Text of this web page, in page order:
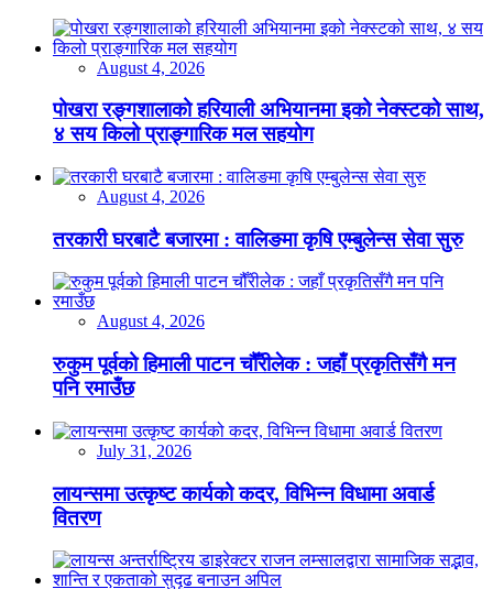
August 4, 2026
पोखरा रङ्गशालाको हरियाली अभियानमा इको नेक्स्टको साथ,
४ सय किलो प्राङ्गारिक मल सहयोग
August 4, 2026
तरकारी घरबाटै बजारमा : वालिङमा कृषि एम्बुलेन्स सेवा सुरु
August 4, 2026
रुकुम पूर्वको हिमाली पाटन चौँरीलेक : जहाँ प्रकृतिसँगै मन
पनि रमाउँछ
July 31, 2026
लायन्समा उत्कृष्ट कार्यको कदर, विभिन्न विधामा अवार्ड
वितरण